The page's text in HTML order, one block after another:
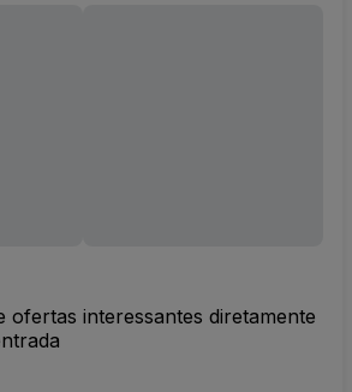
ofertas interessantes diretamente